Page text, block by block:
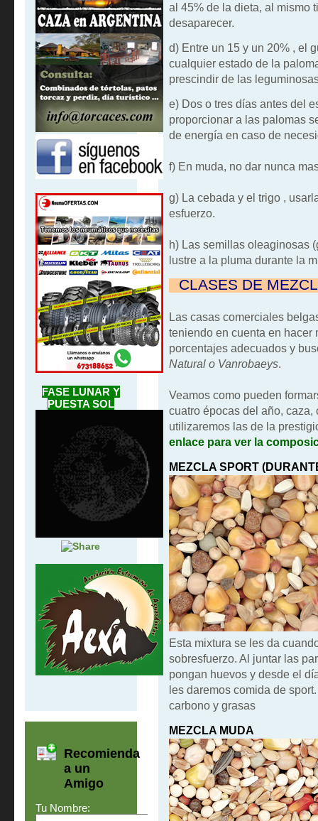
FASE LUNAR Y
PUESTA SOL
Recomienda
a un
Amigo
Tu Nombre:
al 45% de la dieta, al mismo
desaparecer.
d) Entre un 15 y un 20% , el
cualquier estado de la
prescindir de las
e) Dos o tres días antes del
proporcionar a las palomas
de energía en caso de
f) En muda, no dar nunca
g) La cebada y el trigo ,
esfuerzo.
h) Las semillas oleaginosas
lustre a la pluma durante la
CLASES DE MEZ
Las casas comerciales
teniendo en cuenta en hacer
porcentajes adecuados y
Natural o Vanrobaeys.
Veamos como pueden
cuatro épocas del año,
utilizaremos las de la
enlace para ver la
MEZCLA SPORT
Esta mixtura se les da
sobresfuerzo. Al juntar las
pongan huevos y desde el
les daremos comida de
carbono y grasas
MEZCLA MUDA